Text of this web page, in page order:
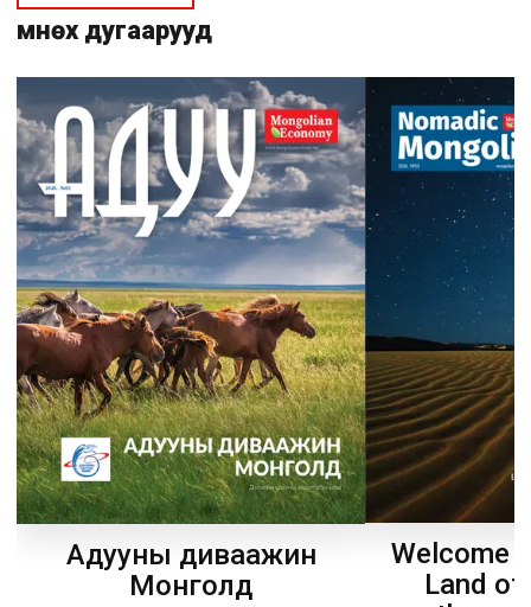
Өмнөх дугаарууд
Адууны диваажин
Монголд
Welcome
Land of